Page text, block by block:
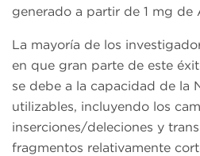
generado a partir de 1 mg de
La mayoría de los
en que gran parte de este
se debe a la capacidad de la
utilizables, incluyendo los
inserciones/deleciones y
fragmentos relativamente